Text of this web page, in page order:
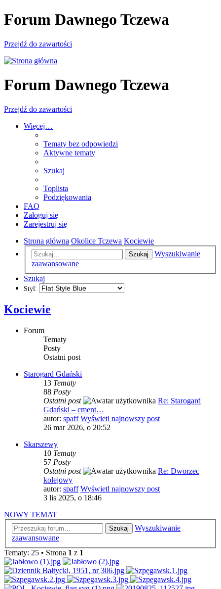
Forum Dawnego Tczewa
Przejdź do zawartości
Forum Dawnego Tczewa
Przejdź do zawartości
Więcej…
Tematy bez odpowiedzi
Aktywne tematy
Szukaj
Toplista
Podziękowania
FAQ
Zaloguj się
Zarejestruj się
Strona główna Okolice Tczewa Kociewie
Szukaj
Wyszukiwanie
zaawansowane
Szukaj
Styl:
Kociewie
Forum
Tematy
Posty
Ostatni post
Starogard Gdański
13 Tematy
88 Posty
Ostatni post
Re: Starogard
Gdański – cment…
autor: spaff Wyświetl najnowszy post
26 mar 2026, o 20:52
Skarszewy
10 Tematy
57 Posty
Ostatni post
Re: Dworzec
kolejowy
autor: spaff Wyświetl najnowszy post
3 lis 2025, o 18:46
NOWY TEMAT
Szukaj
Wyszukiwanie
zaawansowane
Tematy: 25 • Strona 1 z 1